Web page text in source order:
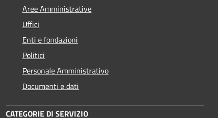
Aree Amministrative
Uffici
Enti e fondazioni
Politici
Personale Amministrativo
Documenti e dati
CATEGORIE DI SERVIZIO